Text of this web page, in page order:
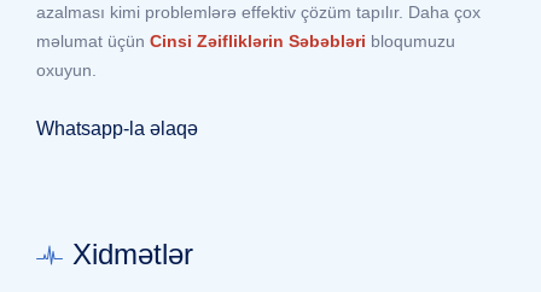
azalması kimi problemlərə effektiv çözüm tapılır. Daha çox
məlumat üçün Cinsi Zəifliklərin Səbəbləri bloqumuzu
oxuyun.
Whatsapp-la əlaqə
Xidmətlər